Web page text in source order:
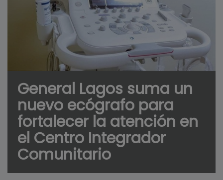
General Lagos suma un
nuevo ecógrafo para
fortalecer la atención en
el Centro Integrador
Comunitario